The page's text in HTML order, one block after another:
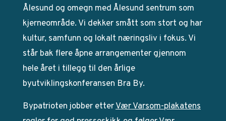
Ålesund og omegn med Ålesund sentrum som
kjerneområde. Vi dekker smått som stort og har
kultur, samfunn og lokalt næringsliv i fokus. Vi
står bak flere åpne arrangementer gjennom
hele året i tillegg til den årlige
byutviklingskonferansen Bra By.
Bypatrioten jobber etterVær Varsom-plakatens